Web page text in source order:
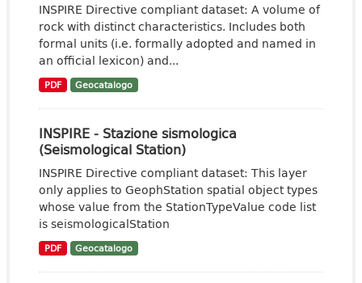
INSPIRE Directive compliant dataset: A volume of
rock with distinct characteristics. Includes both
formal units (i.e. formally adopted and named in
an official lexicon) and...
PDF Geocatalogo
INSPIRE - Stazione sismologica
(Seismological Station)
INSPIRE Directive compliant dataset: This layer
only applies to GeophStation spatial object types
whose value from the StationTypeValue code list
is seismologicalStation
PDF Geocatalogo